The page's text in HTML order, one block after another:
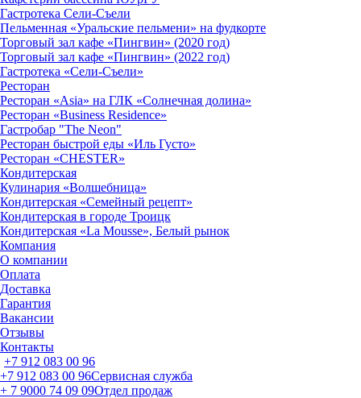
Гастротека Сели-Съели
Пельменная «Уральские пельмени» на фудкорте
Торговый зал кафе «Пингвин» (2020 год)
Торговый зал кафе «Пингвин» (2022 год)
Гастротека «Сели-Съели»
Ресторан
Ресторан «Asia» на ГЛК «Солнечная долина»
Ресторан «Business Residence»
Гастробар "The Neon"
Ресторан быстрой еды «Иль Густо»
Ресторан «CHESTER»
Кондитерская
Кулинария «Волшебница»
Кондитерская «Семейный рецепт»
Кондитерская в городе Троицк
Кондитерская «La Mousse», Белый рынок
Компания
О компании
Оплата
Доставка
Гарантия
Вакансии
Отзывы
Контакты
+7 912 083 00 96
+7 912 083 00 96Сервисная служба
+ 7 9000 74 09 09Отдел продаж